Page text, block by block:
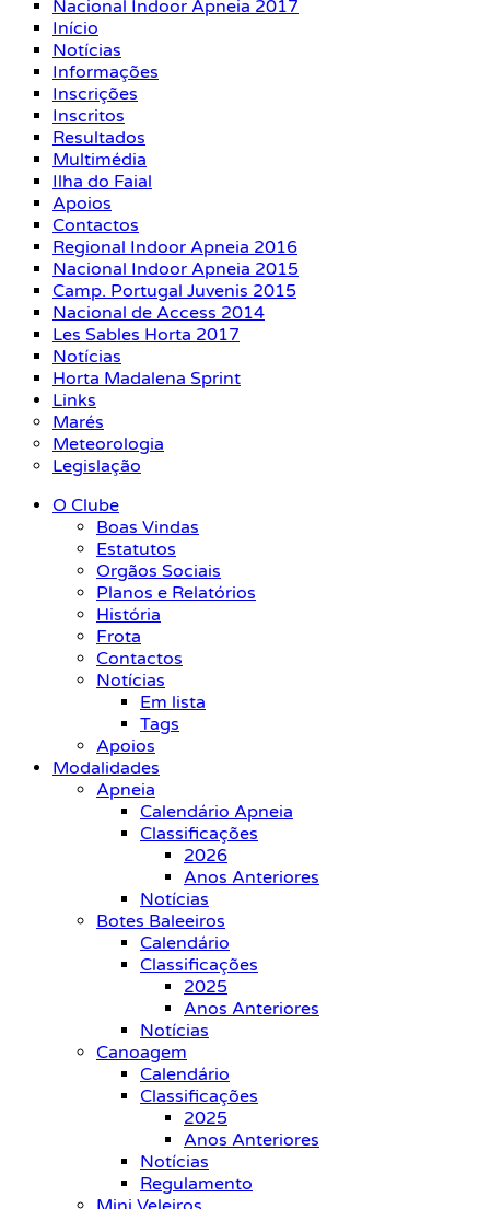
Nacional Indoor Apneia 2017
Início
Notícias
Informações
Inscrições
Inscritos
Resultados
Multimédia
Ilha do Faial
Apoios
Contactos
Regional Indoor Apneia 2016
Nacional Indoor Apneia 2015
Camp. Portugal Juvenis 2015
Nacional de Access 2014
Les Sables Horta 2017
Notícias
Horta Madalena Sprint
Links
Marés
Meteorologia
Legislação
O Clube
Boas Vindas
Estatutos
Orgãos Sociais
Planos e Relatórios
História
Frota
Contactos
Notícias
Em lista
Tags
Apoios
Modalidades
Apneia
Calendário Apneia
Classificações
2026
Anos Anteriores
Notícias
Botes Baleeiros
Calendário
Classificações
2025
Anos Anteriores
Notícias
Canoagem
Calendário
Classificações
2025
Anos Anteriores
Notícias
Regulamento